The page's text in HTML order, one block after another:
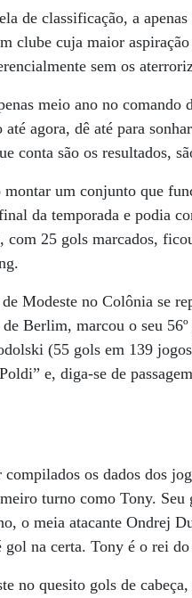
de classificação, a
clube cuja maior
sem os
meio ano no
agora, dê até para
conta são os resultados,
um conjunto que
da temporada e podia
25 gols marcados,
Modeste no Colônia se
Berlim, marcou o seu
(55 gols em 139
e, diga-se de
os dados dos
turno como Tony.
o meia atacante Ondrej
na certa. Tony é o rei do
no quesito gols de